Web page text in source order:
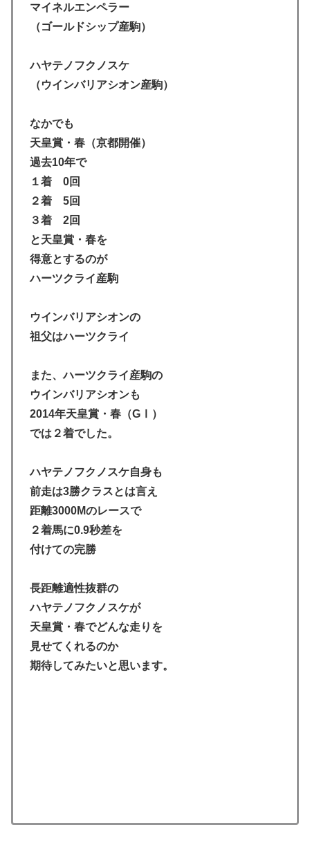
マイネルエンペラー
（ゴールドシップ産駒）
ハヤテノフクノスケ
（ウインバリアシオン産駒）
なかでも
天皇賞・春（京都開催）
過去10年で
１着 0回
２着 5回
３着 2回
と天皇賞・春を
得意とするのが
ハーツクライ産駒
ウインバリアシオンの
祖父はハーツクライ
また、ハーツクライ産駒の
ウインバリアシオンも
2014年天皇賞・春（GⅠ）
では２着でした。
ハヤテノフクノスケ自身も
前走は3勝クラスとは言え
距離3000Mのレースで
２着馬に0.9秒差を
付けての完勝
長距離適性抜群の
ハヤテノフクノスケが
天皇賞・春でどんな走りを
見せてくれるのか
期待してみたいと思います。